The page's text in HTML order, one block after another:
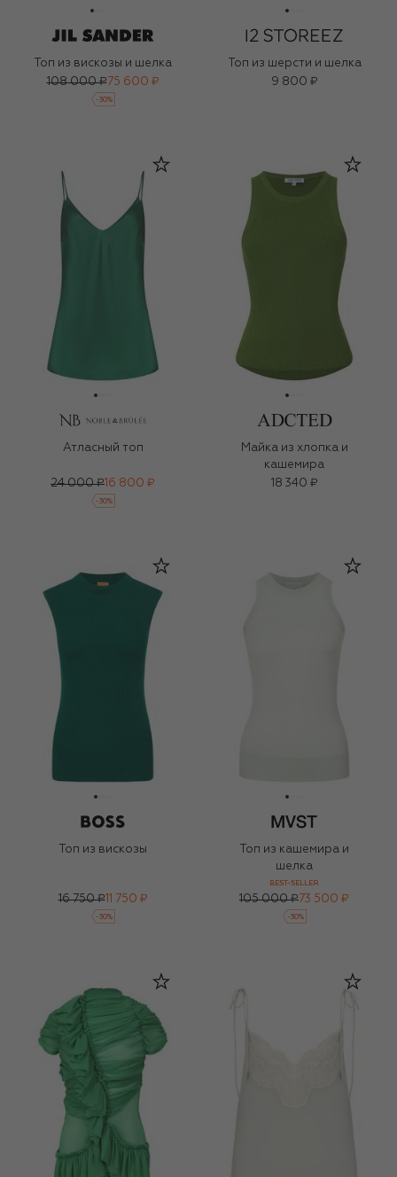
Топ из вискозы и шелка
108 000 ₽75 600 ₽
-30%
Топ из шерсти и шелка
9 800 ₽
Атласный топ
24 000 ₽ 16 800 ₽
-30%
Майка из хлопка и
кашемира
18 340 ₽
Топ из вискозы
16 750 ₽11 750 ₽
-30%
Топ из кашемира и
шелка
BEST-SELLER
105 000 ₽73 500 ₽
-30%